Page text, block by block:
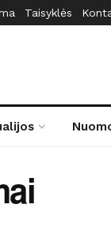
Taisyklės